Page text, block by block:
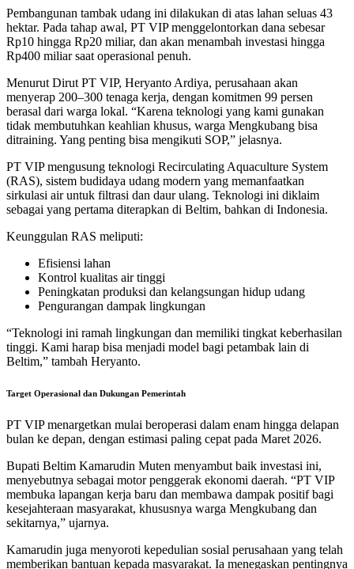
Pembangunan tambak udang ini dilakukan di atas lahan seluas 43
hektar. Pada tahap awal, PT VIP menggelontorkan dana sebesar
Rp10 hingga Rp20 miliar, dan akan menambah investasi hingga
Rp400 miliar saat operasional penuh.
Menurut Dirut PT VIP, Heryanto Ardiya, perusahaan akan
menyerap 200–300 tenaga kerja, dengan komitmen 99 persen
berasal dari warga lokal. “Karena teknologi yang kami gunakan
tidak membutuhkan keahlian khusus, warga Mengkubang bisa
ditraining. Yang penting bisa mengikuti SOP,” jelasnya.
PT VIP mengusung teknologi Recirculating Aquaculture System
(RAS), sistem budidaya udang modern yang memanfaatkan
sirkulasi air untuk filtrasi dan daur ulang. Teknologi ini diklaim
sebagai yang pertama diterapkan di Beltim, bahkan di Indonesia.
Keunggulan RAS meliputi:
Efisiensi lahan
Kontrol kualitas air tinggi
Peningkatan produksi dan kelangsungan hidup udang
Pengurangan dampak lingkungan
“Teknologi ini ramah lingkungan dan memiliki tingkat keberhasilan
tinggi. Kami harap bisa menjadi model bagi petambak lain di
Beltim,” tambah Heryanto.
Target Operasional dan Dukungan Pemerintah
PT VIP menargetkan mulai beroperasi dalam enam hingga delapan
bulan ke depan, dengan estimasi paling cepat pada Maret 2026.
Bupati Beltim Kamarudin Muten menyambut baik investasi ini,
menyebutnya sebagai motor penggerak ekonomi daerah. “PT VIP
membuka lapangan kerja baru dan membawa dampak positif bagi
kesejahteraan masyarakat, khususnya warga Mengkubang dan
sekitarnya,” ujarnya.
Kamarudin juga menyoroti kepedulian sosial perusahaan yang telah
memberikan bantuan kepada masyarakat. Ia menegaskan pentingnya